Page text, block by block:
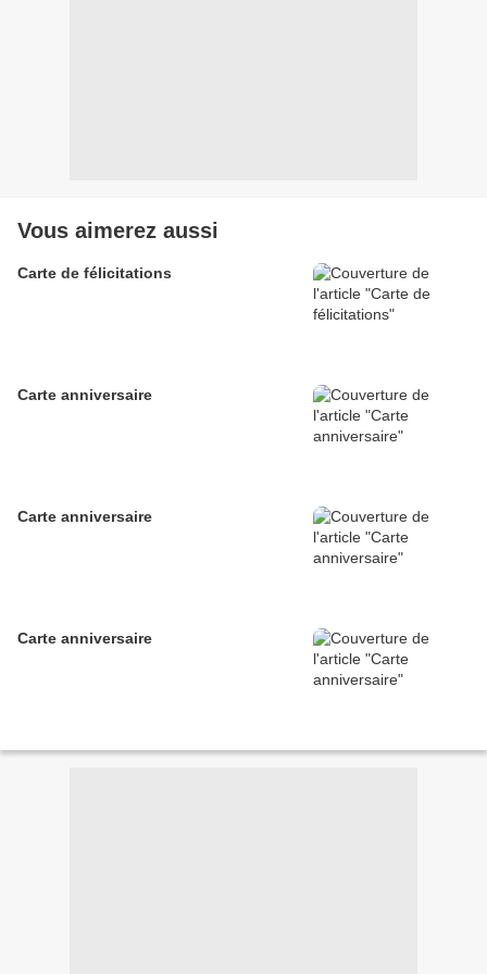
Vous aimerez aussi
Carte de félicitations
Carte anniversaire
Carte anniversaire
Carte anniversaire